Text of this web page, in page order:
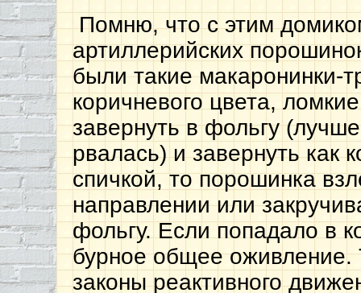
Помню, что с этим
артиллерийских
были такие макаронинки-
коричневого цвета,
завернуть в фольгу
рвалась) и завернуть как
спичкой, то порошинка
направлении или
фольгу. Если попадало в
бурное общее оживление.
законы реактивного